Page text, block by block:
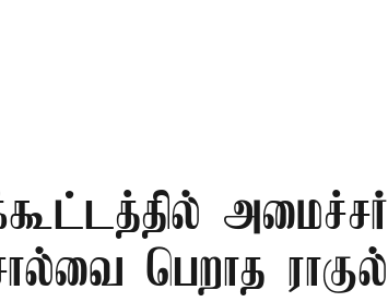
பெறாத